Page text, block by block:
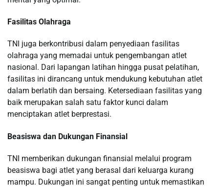
Fasilitas Olahraga
TNI juga berkontribusi dalam penyediaan fasilitas
olahraga yang memadai untuk pengembangan atlet
nasional. Dari lapangan latihan hingga pusat pelatihan,
fasilitas ini dirancang untuk mendukung kebutuhan atlet
dalam berlatih dan bersaing. Ketersediaan fasilitas yang
baik merupakan salah satu faktor kunci dalam
menciptakan atlet berprestasi.
Beasiswa dan Dukungan Finansial
TNI memberikan dukungan finansial melalui program
beasiswa bagi atlet yang berasal dari keluarga kurang
mampu. Dukungan ini sangat penting untuk memastikan